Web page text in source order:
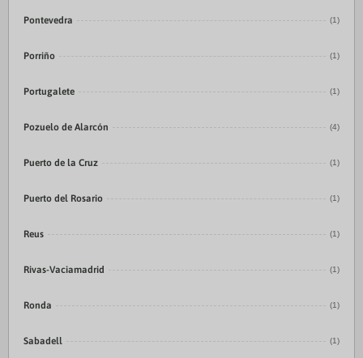
Pontevedra (1)
Porriño (1)
Portugalete (1)
Pozuelo de Alarcón (4)
Puerto de la Cruz (1)
Puerto del Rosario (1)
Reus (1)
Rivas-Vaciamadrid (1)
Ronda (1)
Sabadell (1)